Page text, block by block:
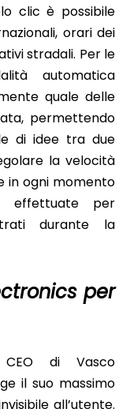
clic è possibile
orari dei
stradali. Per le
automatica
quale delle
permettendo
di idee tra due
la velocità
in ogni momento
effettuate per
durante la
per
di Vasco
il suo massimo
all’utente.